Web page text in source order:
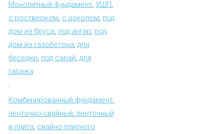
Монолитный фундамент УШП
с ростверком с цоколем под
дом из бруса под ангар под
дом из газобетона для
беседки под сарай для
гаража
Комбинированный фундамент
ленточно-свайный ленточный
и плита свайно-плитного